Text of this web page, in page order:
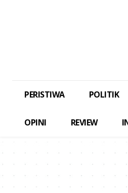
PERISTIWA POLITIK
OPINI REVIEW